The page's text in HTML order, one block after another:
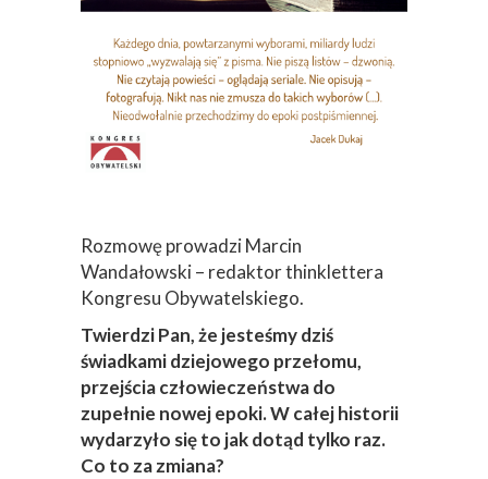
Rozmowę prowadzi Marcin
Wandałowski – redaktor thinklettera
Kongresu Obywatelskiego.
Twierdzi Pan, że jesteśmy dziś
świadkami dziejowego przełomu,
przejścia człowieczeństwa do
zupełnie nowej epoki. W całej historii
wydarzyło się to jak dotąd tylko raz.
Co to za zmiana?